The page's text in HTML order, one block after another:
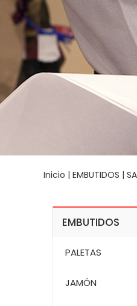
Inicio | EMBUTIDOS |
EMBUTIDOS
PALETAS
JAMÓN